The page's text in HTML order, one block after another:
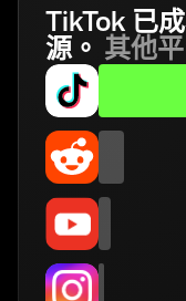
TikTok 已
源。 其他